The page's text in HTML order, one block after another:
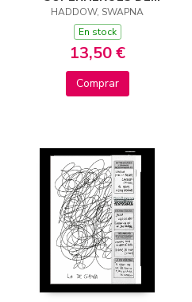
PACOTILLA
HADDOW, SWAPNA
En stock
13,50 €
Comprar